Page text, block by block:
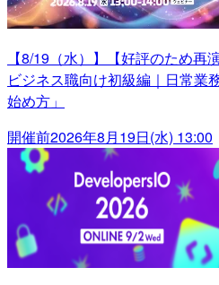
【8/19（水）】【好評のため
ビジネス職向け初級編｜日常業
始め方」
開催前2026年8月19日(水) 13:00